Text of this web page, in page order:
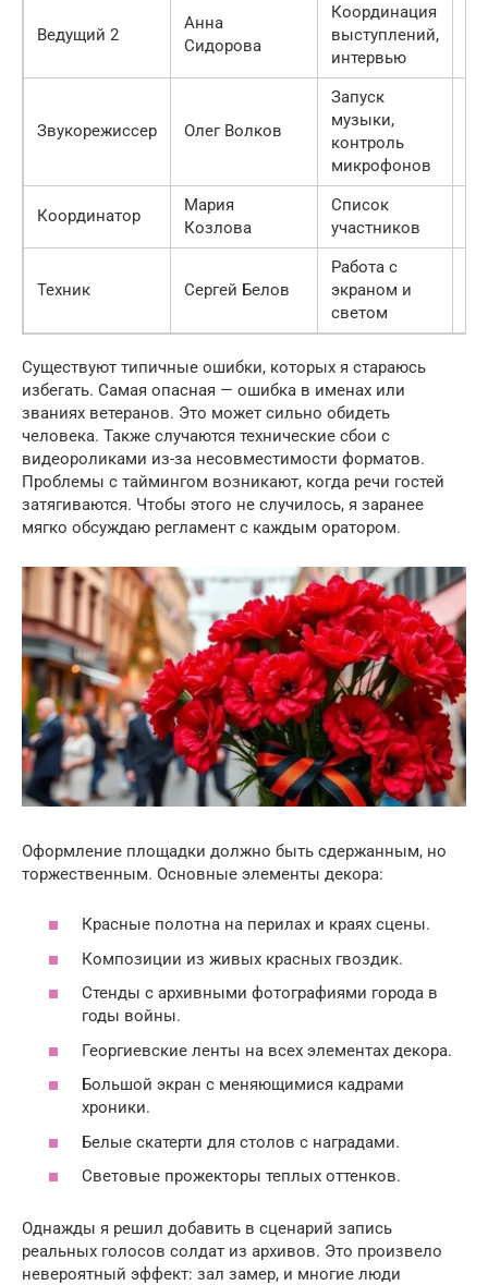
Ведущий 2
Анна
Сидорова
Координация
выступлений,
интервью
Звукорежиссер Олег Волков
Запуск
музыки,
контроль
микрофонов
Координатор
Мария
Козлова
Список
участников
Техник Сергей Белов
Работа с
экраном и
светом
Существуют типичные ошибки, которых я стараюсь
избегать. Самая опасная — ошибка в именах или
званиях ветеранов. Это может сильно обидеть
человека. Также случаются технические сбои с
видеороликами из-за несовместимости форматов.
Проблемы с таймингом возникают, когда речи гостей
затягиваются. Чтобы этого не случилось, я заранее
мягко обсуждаю регламент с каждым оратором.
Оформление площадки должно быть сдержанным, но
торжественным. Основные элементы декора:
Красные полотна на перилах и краях сцены.
Композиции из живых красных гвоздик.
Стенды с архивными фотографиями города в
годы войны.
Георгиевские ленты на всех элементах декора.
Большой экран с меняющимися кадрами
хроники.
Белые скатерти для столов с наградами.
Световые прожекторы теплых оттенков.
Однажды я решил добавить в сценарий запись
реальных голосов солдат из архивов. Это произвело
невероятный эффект: зал замер, и многие люди